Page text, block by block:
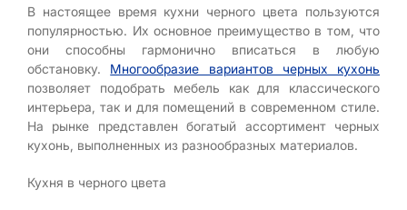
В настоящее время кухни черного цвета пользуются
популярностью. Их основное преимущество в том, что
они способны гармонично вписаться в любую
обстановку. Многообразие вариантов черных кухонь
позволяет подобрать мебель как для классического
интерьера, так и для помещений в современном стиле.
На рынке представлен богатый ассортимент черных
кухонь, выполненных из разнообразных материалов.
Кухня в черного цвета